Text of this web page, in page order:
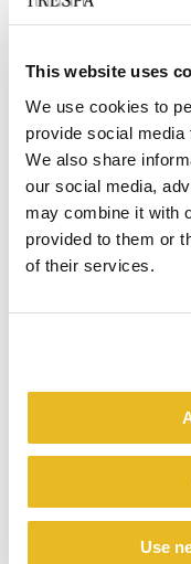
This website uses
We use cookies to
provide social
We also share
our social media,
may combine it with
provided to them or
of their services.
Use